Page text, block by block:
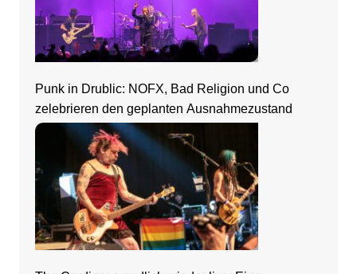
Punk in Drublic: NOFX, Bad Religion und Co
zelebrieren den geplanten Ausnahmezustand